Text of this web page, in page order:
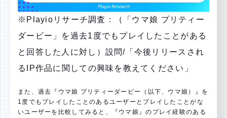
※Playioリサーチ調査：（「ウマ娘 プリティー
ダービー」を過去1度でもプレイしたことがある
と回答した人に対し）設問/「今後リリースされ
るIP作品に関しての興味を教えてください」
また、過去『ウマ娘 プリティーダービー（以下、ウマ娘）』を
1度でもプレイしたことのあるユーザーとプレイしたことがな
いユーザーを比較してみると、『ウマ娘』のプレイ経験のある